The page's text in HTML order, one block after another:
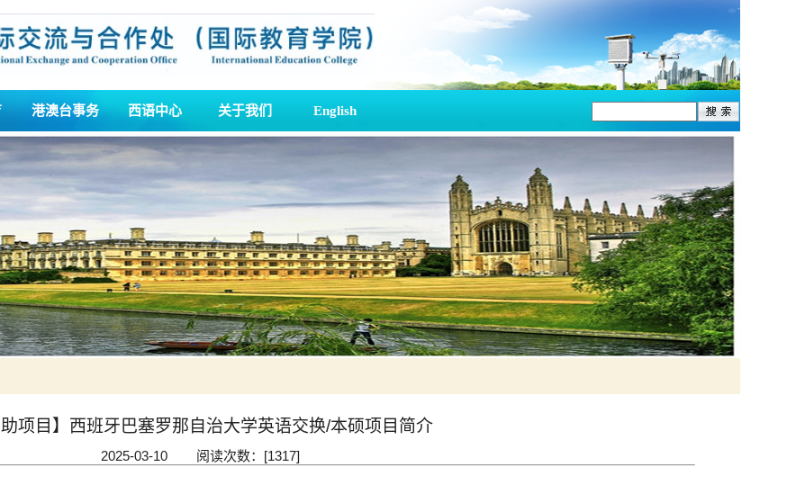
港澳台事务 西语中心 关于我们 English
助项目】西班牙巴塞罗那自治大学英语交换/本硕项目简介
2025-03-10 阅读次数：[1317]